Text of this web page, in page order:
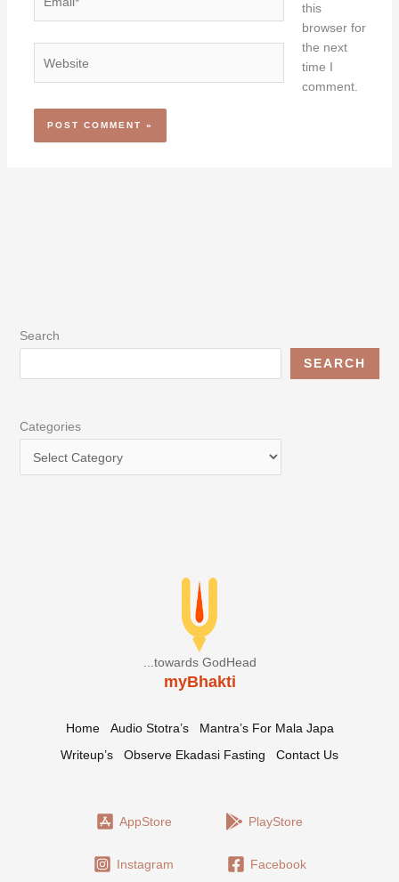
this
browser for
the next
time I
comment.
Search
SEARCH
Categories
...towards GodHead
myBhakti
Home Audio Stotra’s
Mantra’s For Mala Japa
Writeup’s
Observe Ekadasi Fasting Contact Us
AppStore PlayStore
Instagram Facebook